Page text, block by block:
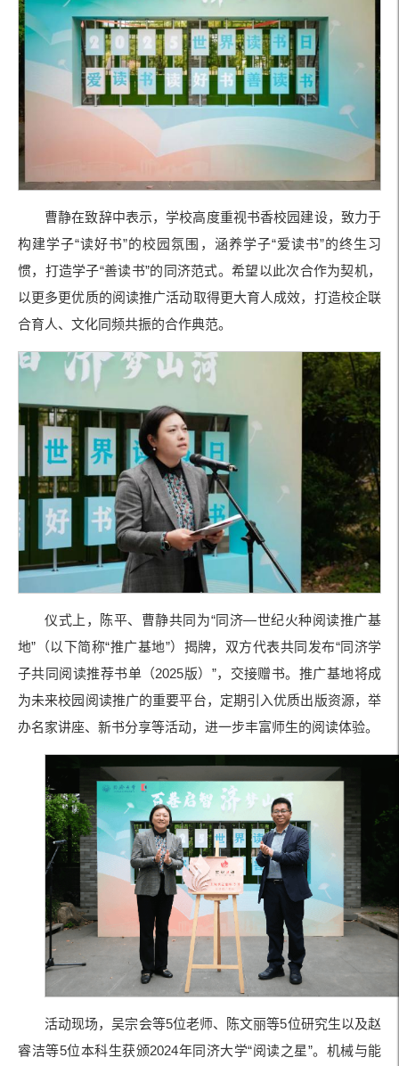
曹静在致辞中表示，学校高度重视书香校园建设，致力于
构建学子“读好书”的校园氛围，涵养学子“爱读书”的终生习
惯，打造学子“善读书”的同济范式。希望以此次合作为契机，
以更多更优质的阅读推广活动取得更大育人成效，打造校企联
合育人、文化同频共振的合作典范。
仪式上，陈平、曹静共同为“同济—世纪火种阅读推广基
地”（以下简称“推广基地”）揭牌，双方代表共同发布“同济学
子共同阅读推荐书单（2025版）”，交接赠书。推广基地将成
为未来校园阅读推广的重要平台，定期引入优质出版资源，举
办名家讲座、新书分享等活动，进一步丰富师生的阅读体验。
活动现场，吴宗会等5位老师、陈文丽等5位研究生以及赵
睿洁等5位本科生获颁2024年同济大学“阅读之星”。机械与能